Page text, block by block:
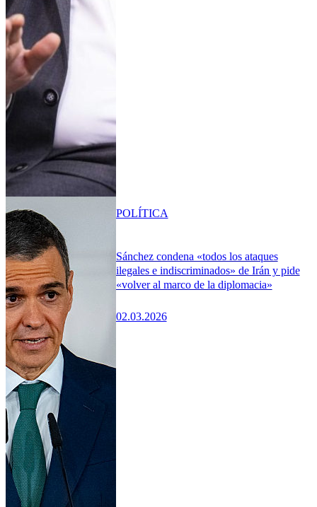
Sánchez condena «todos los ataques
ilegales e indiscriminados» de Irán y pide
«volver al marco de la diplomacia»
02.03.2026
POLÍTICA